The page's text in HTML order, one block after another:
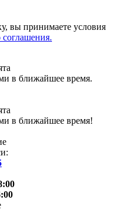
вы принимаете условия
соглашения.
в ближайшее время.
в ближайшее время!